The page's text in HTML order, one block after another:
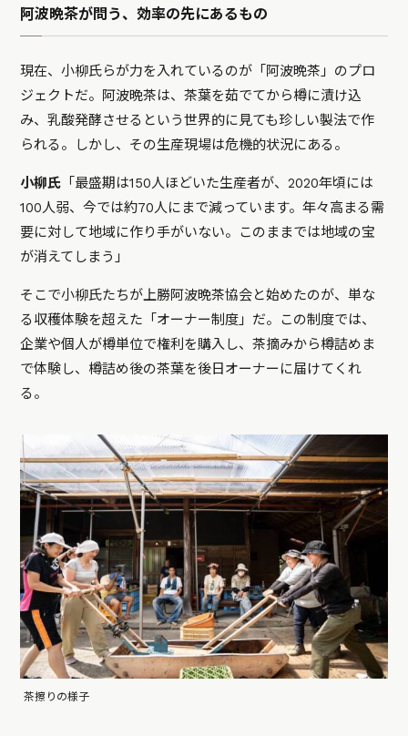
阿波晩茶が問う、効率の先にあるもの
現在、小柳氏らが力を入れているのが「阿波晩茶」のプロ
ジェクトだ。阿波晩茶は、茶葉を茹でてから樽に漬け込
み、乳酸発酵させるという世界的に見ても珍しい製法で作
られる。しかし、その生産現場は危機的状況にある。
小柳氏 「最盛期は150人ほどいた生産者が、2020年頃には
100人弱、今では約70人にまで減っています。年々高まる需
要に対して地域に作り手がいない。このままでは地域の宝
が消えてしまう」
そこで小柳氏たちが上勝阿波晩茶協会と始めたのが、単な
る収穫体験を超えた「オーナー制度」だ。この制度では、
企業や個人が樽単位で権利を購入し、茶摘みから樽詰めま
で体験し、樽詰め後の茶葉を後日オーナーに届けてくれ
る。
茶擦りの様子